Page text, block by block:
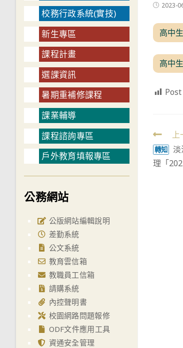
Post2023-
高中
高中
Read
more
轉知
淡
理「
校務行政系統(實技)
新生專區
課程計畫
選課資訊
暑期重補修課程
課業輔導
課程諮詢專區
戶外教育填報專區
公務網站
公版網站編輯說明
差勤系統
公文系統
教育雲信箱
教職員工信箱
請購系統
內控聲明書
校園網路問題報修
ODF文件應用工具
資通安全管理